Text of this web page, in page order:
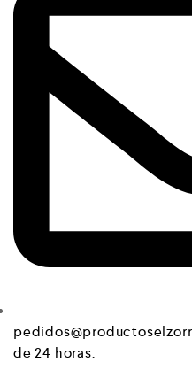
de 24 horas.